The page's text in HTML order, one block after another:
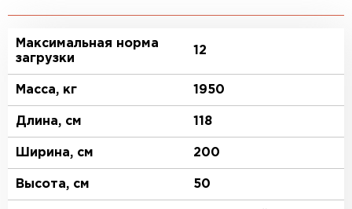
Максимальная норма
загрузки
12
Масса, кг 1950
Длина, см 118
Ширина, см 200
Высота, см 50